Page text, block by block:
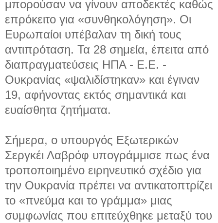
μπορούσαν να γίνουν αποδεκτές καθώς
επρόκειτο για «συνθηκολόγηση». Οι
Ευρωπαίοι υπέβαλαν τη δική τους
αντιπρόταση. Τα 28 σημεία, έπειτα από
διαπραγματεύσεις ΗΠΑ - Ε.Ε. -
Ουκρανίας «ψαλιδίστηκαν» και έγιναν
19, αφήνοντας εκτός σημαντικά και
ευαίσθητα ζητήματα.
Σήμερα, ο υπουργός Εξωτερικών
Σεργκέι Λαβρόφ υπογράμμισε πως ένα
τροποποιημένο ειρηνευτικό σχέδιο για
την Ουκρανία πρέπει να αντικατοπτρίζει
το «πνεύμα και το γράμμα» μιας
συμφωνίας που επιτεύχθηκε μεταξύ του